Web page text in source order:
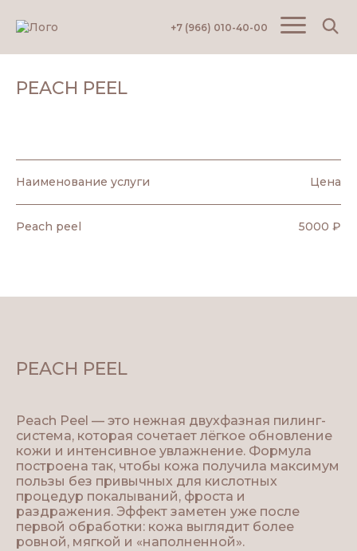
+7 (966) 010-40-00
Главная Эстетическая косметология Пилинг
PEACH PEEL
Наименование услуги Цена
Peach peel 5000 ₽
PEACH PEEL
Peach Peel — это нежная двухфазная пилинг-
система, которая сочетает лёгкое обновление
кожи и интенсивное увлажнение. Формула
построена так, чтобы кожа получила максимум
пользы без привычных для кислотных
процедур покалываний, фроста и
раздражения. Эффект заметен уже после
первой обработки: кожа выглядит более
ровной, мягкой и «наполненной».